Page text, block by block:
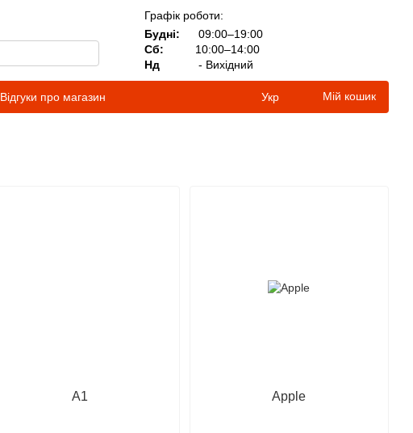
Графік роботи:
Будні:
09:00–19:00
Сб:
10:00–14:00
Нд
- Вихідний
Відгуки про магазин
Укр Мій кошик
А1 Apple